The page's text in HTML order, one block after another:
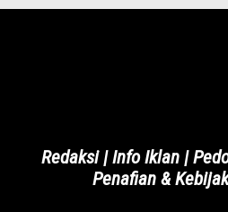
Redaksi |Info Iklan|
Penafian &